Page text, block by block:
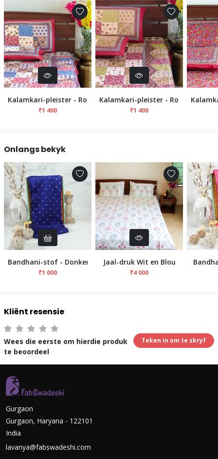
Kalamkari-pleister - Rooiblou
₹1 400
Kalamkari-pleister - Rooi Groen
₹1 400
Onlangs bekyk
Bandhani-stof - Donkerblou
₹1 000
Jaal-druk Wit en Blou
₹4 000
Kliënt resensie
Wees die eerste om hierdie produk
te beoordeel
Teken in om te skryf
Gurgaon
Gurgaon, Haryana - 122101
India
lavanya@fabswadeshi.com